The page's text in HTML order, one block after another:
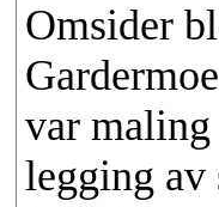
Omsider
var maling
legging av